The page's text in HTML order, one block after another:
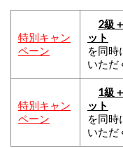
特別キャン
ペーン
2級
ット
を同時
いただ
特別キャン
ペーン
1級
ット
を同時
いただ